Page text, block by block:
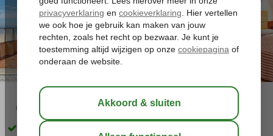
02:30 aug 30°C
In het levendige centrum van El Arenal